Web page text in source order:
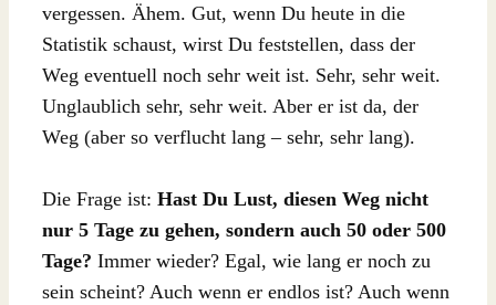
vergessen. Ähem. Gut, wenn Du heute in die
Statistik schaust, wirst Du feststellen, dass der
Weg eventuell noch sehr weit ist. Sehr, sehr weit.
Unglaublich sehr, sehr weit. Aber er ist da, der
Weg (aber so verflucht lang – sehr, sehr lang).
Die Frage ist: Hast Du Lust, diesen Weg nicht
nur 5 Tage zu gehen, sondern auch 50 oder 500
Tage? Immer wieder? Egal, wie lang er noch zu
sein scheint? Auch wenn er endlos ist? Auch wenn